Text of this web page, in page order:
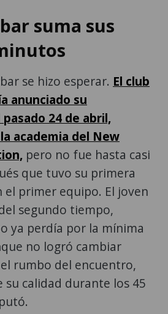
suma sus
se hizo esperar. El club
anunciado su
24 de abril,
academia del New
pero no fue hasta casi
que tuvo su primera
primer equipo. El joven
segundo tiempo,
ya perdía por la mínima
no logró cambiar
rumbo del encuentro,
su calidad durante los 45